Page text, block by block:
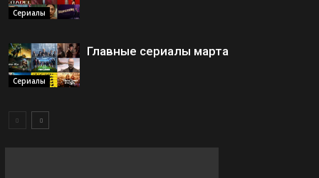
Сериалы
Сериалы
Главные сериалы марта